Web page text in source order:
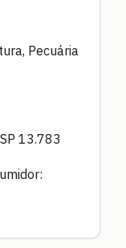
Pecuária
13.783